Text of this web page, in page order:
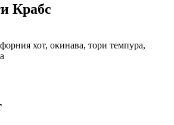
Крабс
хот, окинава, тори темпура,